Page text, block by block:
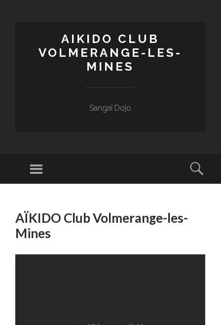
AIKIDO CLUB
VOLMERANGE-LES-
MINES
Sangaï Dojo
Menu
CONTENT
AÏKIDO Club Volmerange-les-
Mines